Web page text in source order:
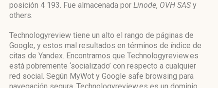
posición 4 193. Fue almacenada por Linode, OVH SAS y
others.
Technologyreview tiene un alto el rango de páginas de
Google, y estos mal resultados en términos de índice de
citas de Yandex. Encontramos que Technologyreview.es
está pobremente ‘socializado’ con respecto a cualquier
red social. Según MyWot y Google safe browsing para